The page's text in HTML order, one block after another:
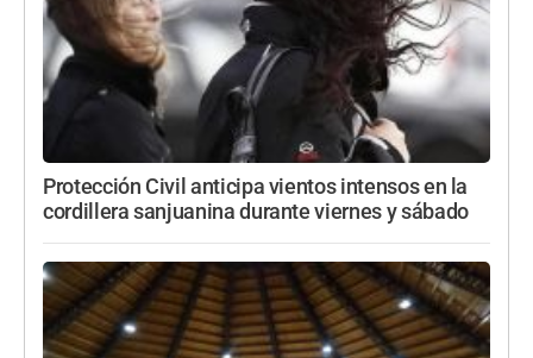
Protección Civil anticipa vientos intensos en la
cordillera sanjuanina durante viernes y sábado